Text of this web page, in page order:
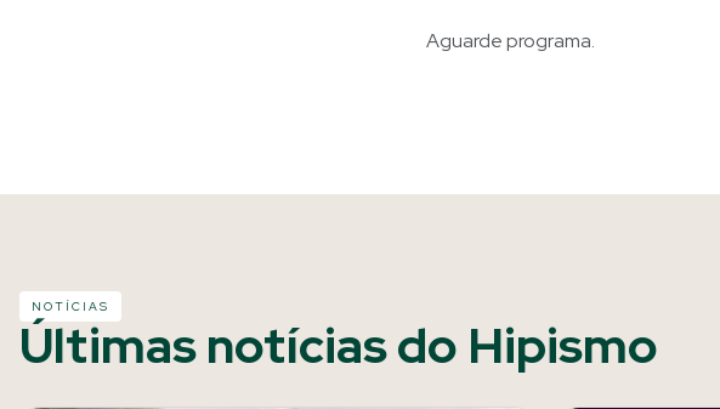
Aguarde programa.
NOTÍCIAS
Últimas notícias do Hipismo